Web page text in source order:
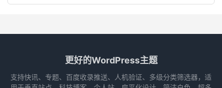
更好的WordPress主题
支持快讯、专题、百度收录推送、人机验证、多级分类筛选器，适